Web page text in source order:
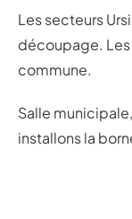
Les secteurs
découpage.
commune.
Salle
installons la